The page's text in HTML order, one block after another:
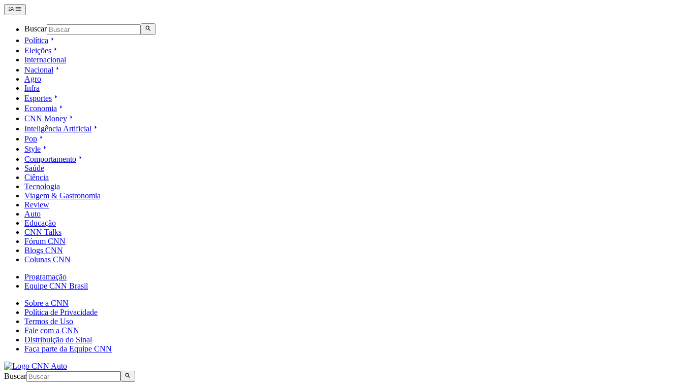
Buscar
Política
Eleições
Internacional
Nacional
Agro
Infra
Esportes
Economia
CNN Money
Inteligência Artificial
Pop
Style
Comportamento
Saúde
Ciência
Tecnologia
Viagem & Gastronomia
Review
Auto
Educação
CNN Talks
Fórum CNN
Blogs CNN
Colunas CNN
Programação
Equipe CNN Brasil
Sobre a CNN
Política de Privacidade
Termos de Uso
Fale com a CNN
Distribuição do Sinal
Faça parte da Equipe CNN
Buscar